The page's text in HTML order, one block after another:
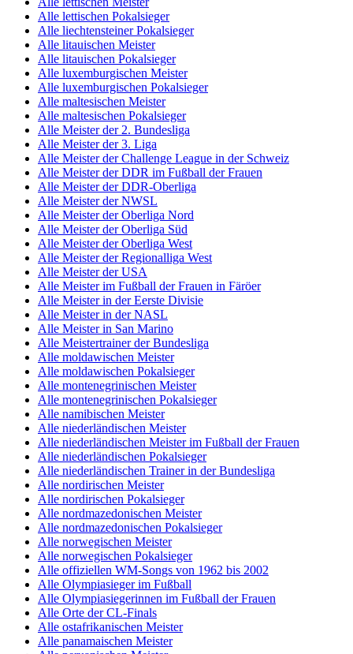
Alle lettischen Pokalsieger
Alle liechtensteiner Pokalsieger
Alle litauischen Meister
Alle litauischen Pokalsieger
Alle luxemburgischen Meister
Alle luxemburgischen Pokalsieger
Alle maltesischen Meister
Alle maltesischen Pokalsieger
Alle Meister der 2. Bundesliga
Alle Meister der 3. Liga
Alle Meister der Challenge League in der Schweiz
Alle Meister der DDR im Fußball der Frauen
Alle Meister der DDR-Oberliga
Alle Meister der NWSL
Alle Meister der Oberliga Nord
Alle Meister der Oberliga Süd
Alle Meister der Oberliga West
Alle Meister der Regionalliga West
Alle Meister der USA
Alle Meister im Fußball der Frauen in Färöer
Alle Meister in der Eerste Divisie
Alle Meister in der NASL
Alle Meister in San Marino
Alle Meistertrainer der Bundesliga
Alle moldawischen Meister
Alle moldawischen Pokalsieger
Alle montenegrinischen Meister
Alle montenegrinischen Pokalsieger
Alle namibischen Meister
Alle niederländischen Meister
Alle niederländischen Meister im Fußball der Frauen
Alle niederländischen Pokalsieger
Alle niederländischen Trainer in der Bundesliga
Alle nordirischen Meister
Alle nordirischen Pokalsieger
Alle nordmazedonischen Meister
Alle nordmazedonischen Pokalsieger
Alle norwegischen Meister
Alle norwegischen Pokalsieger
Alle offiziellen WM-Songs von 1962 bis 2002
Alle Olympiasieger im Fußball
Alle Olympiasiegerinnen im Fußball der Frauen
Alle Orte der CL-Finals
Alle ostafrikanischen Meister
Alle panamaischen Meister